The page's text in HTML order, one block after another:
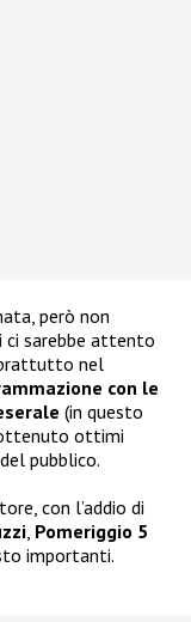
però non
sarebbe attento
nel
con le
(in questo
ottimi
pubblico.
con l’addio di
Pomeriggio 5
importanti.